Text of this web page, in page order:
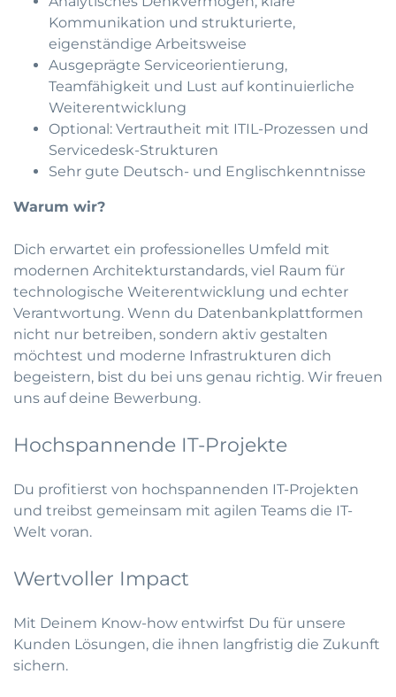
Kommunikation und strukturierte,
eigenständige Arbeitsweise
Ausgeprägte Serviceorientierung,
Teamfähigkeit und Lust auf kontinuierliche
Weiterentwicklung
Optional: Vertrautheit mit ITIL-Prozessen und
Servicedesk-Strukturen
Sehr gute Deutsch- und Englischkenntnisse
Warum wir?
Dich erwartet ein professionelles Umfeld mit
modernen Architekturstandards, viel Raum für
technologische Weiterentwicklung und echter
Verantwortung. Wenn du Datenbankplattformen
nicht nur betreiben, sondern aktiv gestalten
möchtest und moderne Infrastrukturen dich
begeistern, bist du bei uns genau richtig. Wir freuen
uns auf deine Bewerbung.
Hochspannende IT-Projekte
Du profitierst von hochspannenden IT-Projekten
und treibst gemeinsam mit agilen Teams die IT-
Welt voran.
Wertvoller Impact
Mit Deinem Know-how entwirfst Du für unsere
Kunden Lösungen, die ihnen langfristig die Zukunft
sichern.